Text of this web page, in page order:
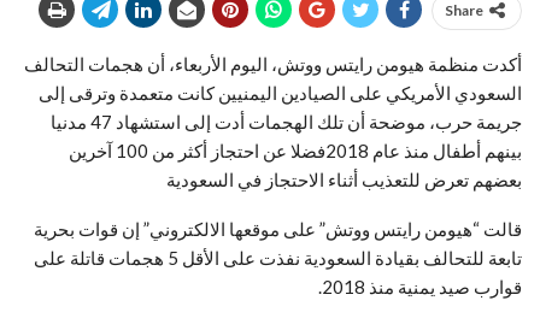
Share
أكدت منظمة هيومن رايتس ووتش، اليوم الأربعاء، أن هجمات التحالف
السعودي الأمريكي على الصيادين اليمنيين كانت متعمدة وترقى إلى
جريمة حرب، موضحة أن تلك الهجمات أدت إلى استشهاد 47 مدنيا
بينهم أطفال منذ عام 2018فضلا عن احتجاز أكثر من 100 آخرين
بعضهم تعرض للتعذيب أثناء الاحتجاز في السعودية
قالت “هيومن رايتس ووتش” على موقعها الالكتروني” إن قوات بحرية
تابعة للتحالف بقيادة السعودية نفذت على الأقل 5 هجمات قاتلة على
قوارب صيد يمنية منذ 2018.